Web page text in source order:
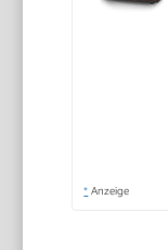
* Anzeige